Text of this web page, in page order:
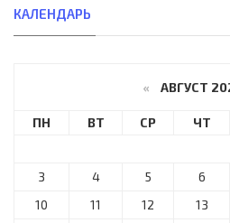
КАЛЕНДАРЬ
« АВГУСТ
ПН ВТ СР ЧТ
3
4 5 6
10
11 12 13